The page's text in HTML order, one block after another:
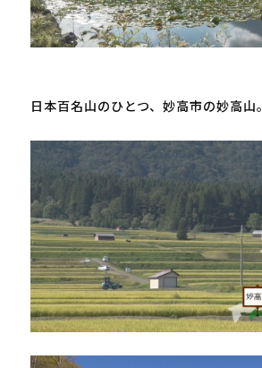
日本百名山のひとつ、妙高市の妙高山。